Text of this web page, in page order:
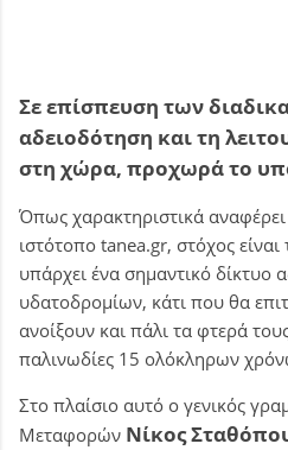
Σε επίσπευση των
αδειοδότηση και τη
στη χώρα, προχωρά το
Όπως χαρακτηριστικά
ιστότοπο tanea.gr, στόχος
υπάρχει ένα σημαντικό δίκτυο
υδατοδρομίων, κάτι που θα
ανοίξουν και πάλι τα φτερά
παλινωδίες 15 ολόκληρων
Στο πλαίσιο αυτό ο γενικός
Μεταφορών Νίκος